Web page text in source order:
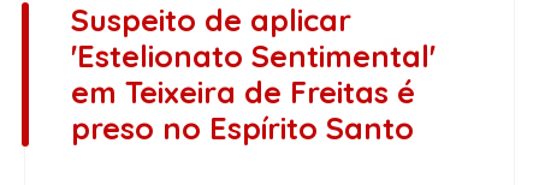
Suspeito de aplicar
'Estelionato Sentimental'
em Teixeira de Freitas é
preso no Espírito Santo